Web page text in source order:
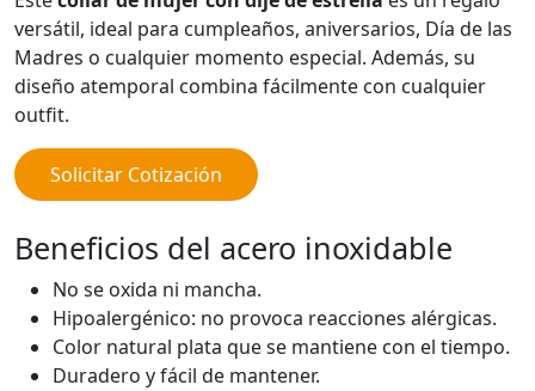
versátil, ideal para cumpleaños, aniversarios, Día de las
Madres o cualquier momento especial. Además, su
diseño atemporal combina fácilmente con cualquier
outfit.
Solicitar Cotización
Beneficios del acero inoxidable
No se oxida ni mancha.
Hipoalergénico: no provoca reacciones alérgicas.
Color natural plata que se mantiene con el tiempo.
Duradero y fácil de mantener.